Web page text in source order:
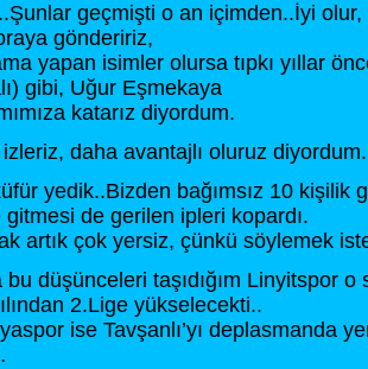
geçmişti o an içimden..İyi olur,
göndeririz,
yapan isimler olursa tıpkı yıllar
gibi, Uğur Eşmekaya
katarız diyordum.
daha avantajlı oluruz
yedik..Bizden bağımsız 10 kişilik
gitmesi de gerilen ipleri kopardı.
artık çok yersiz, çünkü söylemek
bu düşünceleri taşıdığım Linyitspor o
2.Lige yükselecekti..
ise Tavşanlı’yı deplasmanda